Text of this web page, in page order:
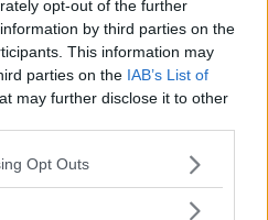
opt-out of the further
by third parties on the
This information may
parties on the IAB’s List of
may further disclose it to other
app uses one or more Google
behaviour. You may click to
Opt Outs
deve essere
al Senato e potrebbe
una svolta. Un
culturale di cui